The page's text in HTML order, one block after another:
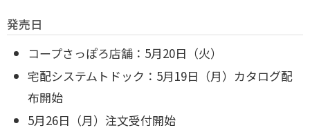
発売日
コープさっぽろ店舗：5月20日（火）
宅配システムトドック：5月19日（月）カタログ配
布開始
5月26日（月）注文受付開始